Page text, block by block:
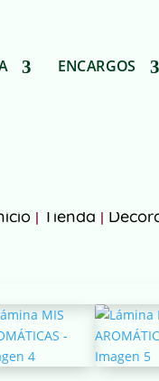
ENCARGOS
| Tienda |